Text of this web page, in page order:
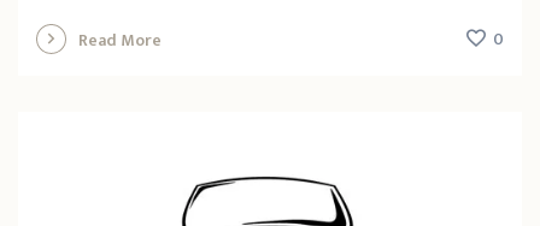
Read More 0